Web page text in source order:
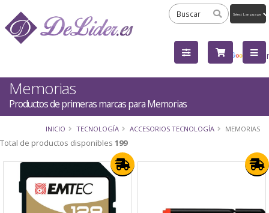
by
Memorias
Productos de primeras marcas para Memorias
INICIO TECNOLOGÍA ACCESORIOS TECNOLOGÍA MEMORIAS
Total de productos disponibles 199